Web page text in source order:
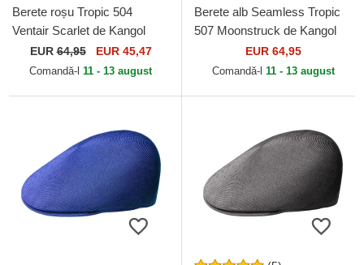
Berete roșu Tropic 504
Ventair Scarlet de Kangol
EUR64,95 EUR 45,47
Comandă-l 11 - 13 august
Berete alb Seamless Tropic
507 Moonstruck de Kangol
EUR 64,95
Comandă-l 11 - 13 august